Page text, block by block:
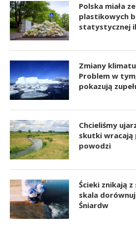
Polska miała
plastikowych
statystycznej
Zmiany
Problem w
pokazują
Chcieliśmy
skutki wracają
powodzi
Ścieki znikają
skala
Śniardw